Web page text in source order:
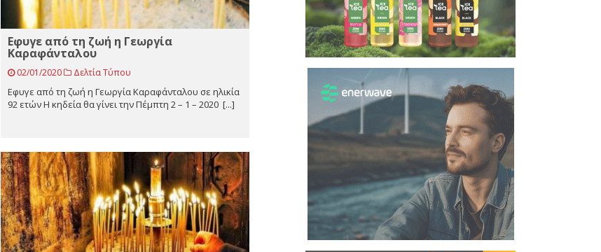
Eφυγε από τη ζωή η Γεωργία
Καραφάνταλου
02/01/2020 Δελτία Τύπου
Eφυγε από τη ζωή η Γεωργία Καραφάνταλου σε ηλικία
92 ετών Η κηδεία θα γίνει την Πέμπτη 2 – 1 – 2020 [...]